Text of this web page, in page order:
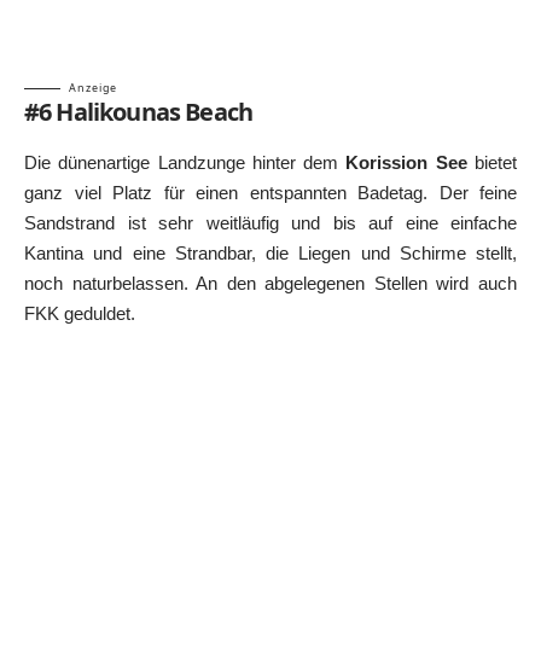
Anzeige
#6 Halikounas Beach
Die dünenartige Landzunge hinter dem Korission Seebietet
ganz viel Platz für einen entspannten Badetag. Der feine
Sandstrand ist sehr weitläufig und bis auf eine einfache
Kantina und eine Strandbar, die Liegen und Schirme stellt,
noch naturbelassen. An den abgelegenen Stellen wird auch
FKK geduldet.